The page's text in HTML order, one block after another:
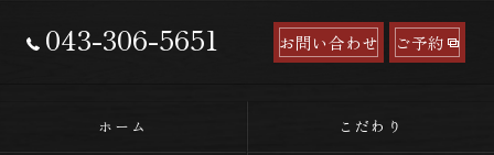
043-306-5651 お問い合わせ ご予約
ホーム こだわり